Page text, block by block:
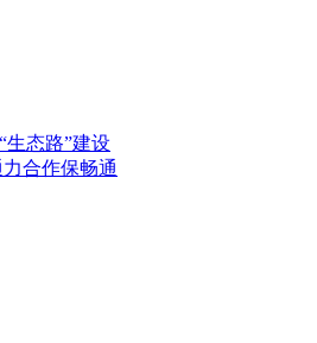
生态路”建设
合作保畅通